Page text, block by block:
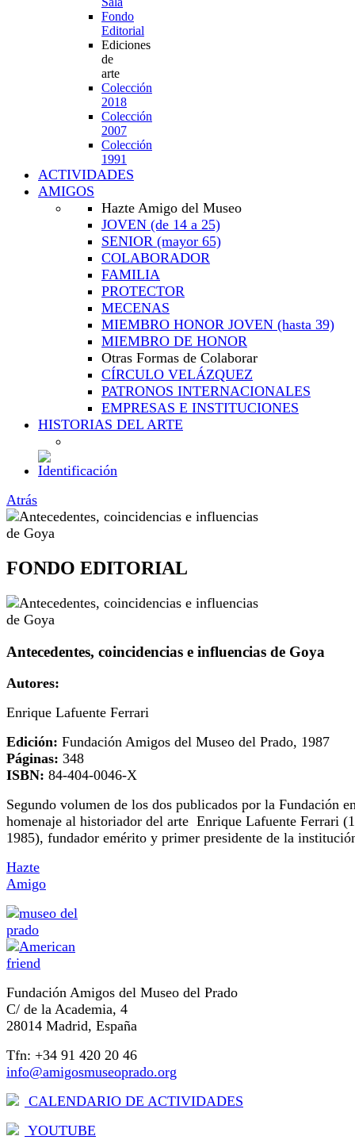
Fondo
Editorial
Ediciones
de
arte
Colección
2018
Colección
2007
Colección
1991
ACTIVIDADES
AMIGOS
Hazte Amigo del Museo
JOVEN (de 14 a 25)
SENIOR (mayor 65)
COLABORADOR
FAMILIA
PROTECTOR
MECENAS
MIEMBRO HONOR JOVEN (hasta 39)
MIEMBRO DE HONOR
Otras Formas de Colaborar
CÍRCULO VELÁZQUEZ
PATRONOS INTERNACIONALES
EMPRESAS E INSTITUCIONES
HISTORIAS DEL ARTE
Atrás
FONDO EDITORIAL
Antecedentes, coincidencias e influencias de Goya
Autores:
Enrique Lafuente Ferrari
Edición: Fundación Amigos del Museo del Prado, 1987
Páginas: 348
ISBN: 84-404-0046-X
Segundo volumen de los dos publicados por la Fundación
homenaje al historiador del arte Enrique Lafuente Ferrari
1985), fundador emérito y primer presidente de la
Hazte
Amigo
Fundación Amigos del Museo del Prado
C/ de la Academia, 4
28014 Madrid, España
Tfn: +34 91 420 20 46
info@amigosmuseoprado.org
CALENDARIO DE ACTIVIDADES
YOUTUBE